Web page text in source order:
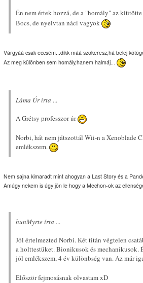
Én nem értek hozzá, de a "homály" az kiütötte
Bocs, de nyelvtan náci vagyok
Várgyáá csak eccsém...dikk máá szokeresz,há belej
Az meg különben sem homály,hanem halmáj...
Láma Úr írta ...
A Grétsy professzor úr
Norbi, hát nem játszottál Wii-n a Xenoblade
emlékszem.
Nem sajna kimaradt mint ahogyan a Last Story és a
Amúgy nekem is úgy jön le hogy a Mechon-ok az
hunMyrte írta ...
Jól értelmezted Norbi. Két titán végtelen
a holttestüket. Bionikusok és mechanikusok.
jól emlékszem, 4 év különbség van. Az már
Először fejmosásnak olvastam xD